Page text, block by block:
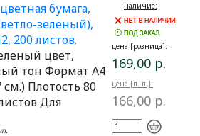
бумага,
зеленый),
200 листов.
цвет,
тон Формат A4
см.) Плотость 80
Для
наличие:
цена [розница]:
169,00 р.
цена [п. п.]:
166,00 р.